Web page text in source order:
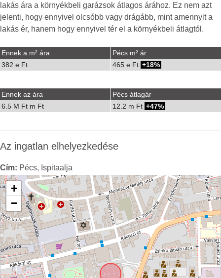
lakás ára a környékbeli garázsok átlagos árához. Ez nem azt
jelenti, hogy ennyivel olcsóbb vagy drágább, mint amennyit a
lakás ér, hanem hogy ennyivel tér el a környékbeli átlagtól.
Ennek a m² ára
Pécs m² ár
382 e Ft
465 e Ft 18%
Ennek az ára
Pécs átlagár
6.5 M Ft m Ft
12.2 m Ft 47%
Az ingatlan elhelyezkedése
Cím: Pécs, Ispitaalja
+
−